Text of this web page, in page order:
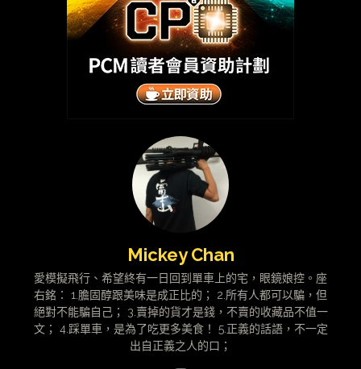
Mickey Chan
愛模擬飛行、希望終有一日回到單車上的宅，眼鏡娘控。座
右銘： 1.膽固醇跟美味是成正比的； 2.所有人都可以騙，但
絕對不能騙自己； 3.賣掉的貨才是錢，不賣的收藏品不值一
文； 4.踩單車，是為了吃更多美食！ 5.正義的話語，不一定
出自正義之人的口；